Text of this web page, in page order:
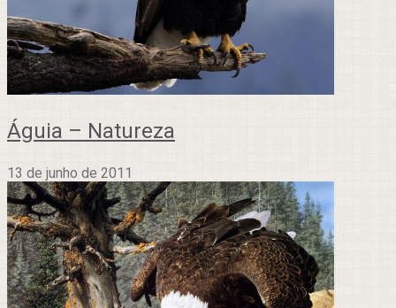
Águia – Natureza
13 de junho de 2011